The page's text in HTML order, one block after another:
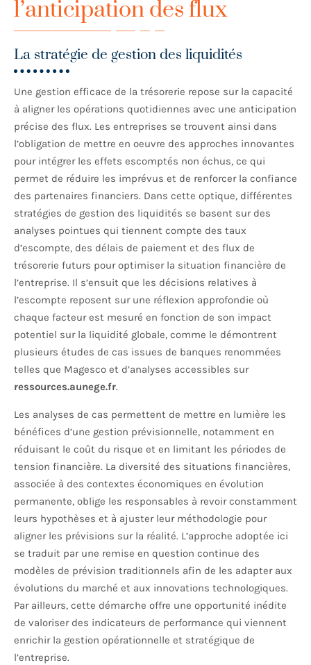
l’anticipation des flux
La stratégie de gestion des liquidités
Une gestion efficace de la trésorerie repose sur la capacité
à aligner les opérations quotidiennes avec une anticipation
précise des flux. Les entreprises se trouvent ainsi dans
l’obligation de mettre en oeuvre des approches innovantes
pour intégrer les effets escomptés non échus, ce qui
permet de réduire les imprévus et de renforcer la confiance
des partenaires financiers. Dans cette optique, différentes
stratégies de gestion des liquidités se basent sur des
analyses pointues qui tiennent compte des taux
d’escompte, des délais de paiement et des flux de
trésorerie futurs pour optimiser la situation financière de
l’entreprise. Il s’ensuit que les décisions relatives à
l’escompte reposent sur une réflexion approfondie où
chaque facteur est mesuré en fonction de son impact
potentiel sur la liquidité globale, comme le démontrent
plusieurs études de cas issues de banques renommées
telles que Magesco et d’analyses accessibles sur
ressources.aunege.fr.
Les analyses de cas permettent de mettre en lumière les
bénéfices d’une gestion prévisionnelle, notamment en
réduisant le coût du risque et en limitant les périodes de
tension financière. La diversité des situations financières,
associée à des contextes économiques en évolution
permanente, oblige les responsables à revoir constamment
leurs hypothèses et à ajuster leur méthodologie pour
aligner les prévisions sur la réalité. L’approche adoptée ici
se traduit par une remise en question continue des
modèles de prévision traditionnels afin de les adapter aux
évolutions du marché et aux innovations technologiques.
Par ailleurs, cette démarche offre une opportunité inédite
de valoriser des indicateurs de performance qui viennent
enrichir la gestion opérationnelle et stratégique de
l’entreprise.